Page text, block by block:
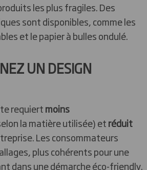
les plus fragiles. Des
sont disponibles, comme les
et le papier à bulles ondulé.
UN DESIGN
requiertmoins
la matière utilisée) etréduit
Les consommateurs
plus cohérents pour une
dans une démarche éco-friendly.